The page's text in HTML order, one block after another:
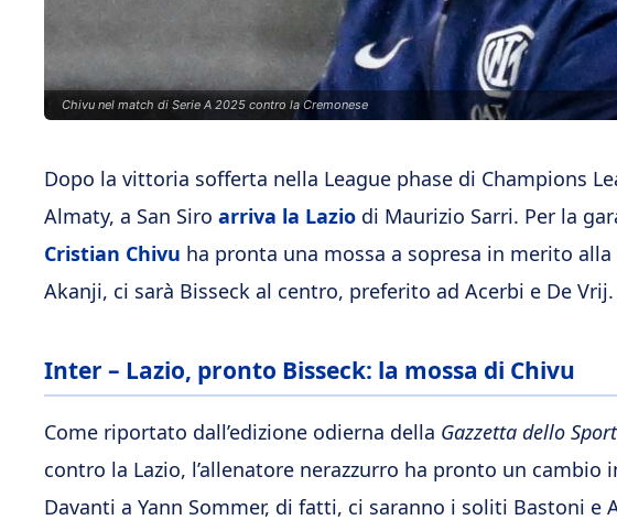
Chivu nel match di Serie A 2025 contro la Cremonese
Dopo la vittoria sofferta nella League phase di Champions
Almaty, a San Siro arriva la Lazio di Maurizio Sarri. Per la
Cristian Chivu ha pronta una mossa a sopresa in merito
Akanji, ci sarà Bisseck al centro, preferito ad Acerbi e De Vrij.
Inter – Lazio, pronto Bisseck: la mossa di Chivu
Come riportato dall’edizione odierna della Gazzetta dello Sport
contro la Lazio, l’allenatore nerazzurro ha pronto un cambio
Davanti a Yann Sommer, di fatti, ci saranno i soliti Bastoni e